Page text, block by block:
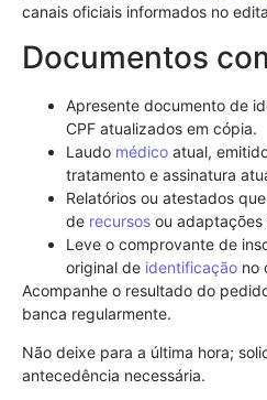
canais oficiais informados no
Documentos
Apresente documento de
CPF atualizados em cópia.
Laudo médico atual,
tratamento e assinatura
Relatórios ou atestados
de recursos ou adaptações
Leve o comprovante de
original de identificação no
Acompanhe o resultado do
banca regularmente.
Não deixe para a última hora;
antecedência necessária.